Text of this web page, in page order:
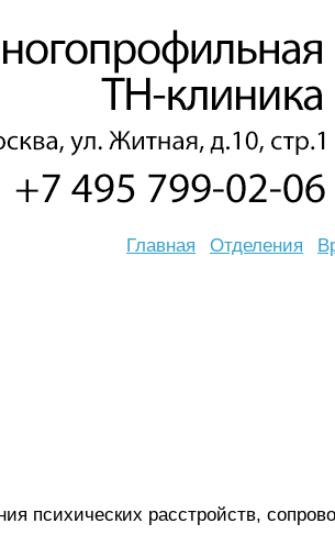
Главная Отделения
расстройств,